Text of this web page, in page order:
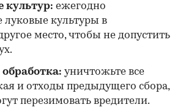
культур: ежегодно
луковые культуры в
место, чтобы не допустить
уничтожьте все
и отходы предыдущего сбора,
перезимовать вредители.